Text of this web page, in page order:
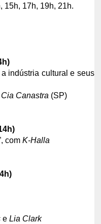
15h, 17h, 19h, 21h.
indústria cultural e seus
Cia Canastra (SP)
comK-Halla
e Lia Clark